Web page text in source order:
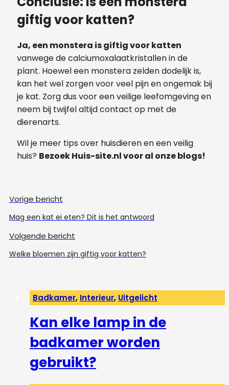
giftig voor katten?
Ja, een monstera is giftig voor katten
vanwege de calciumoxalaatkristallen in de
plant. Hoewel een monstera zelden dodelijk is,
kan het wel zorgen voor veel pijn en ongemak bij
je kat. Zorg dus voor een veilige leefomgeving en
neem bij twijfel altijd contact op met de
dierenarts.
Wil je meer tips over huisdieren en een veilig
huis? Bezoek Huis-site.nl voor al onze blogs!
Vorige bericht
Mag een kat ei eten? Dit is het antwoord
Volgende bericht
Welke bloemen zijn giftig voor katten?
Badkamer, Interieur, Uitgelicht
Kan elke lamp in de
badkamer worden
gebruikt?